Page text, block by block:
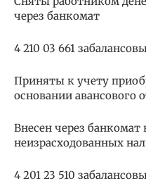
через банкомат
4 210 03 661
Приняты к учету
основании авансового
Внесен через банкомат
неизрасходованных
4 201 23 510